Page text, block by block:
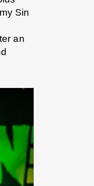
Sin
an